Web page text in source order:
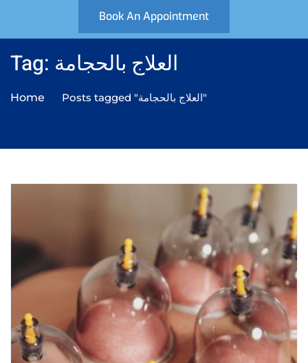
Book An Appointment
Tag: العلاج بالحجامة
Home Posts tagged "العلاج بالحجامة"